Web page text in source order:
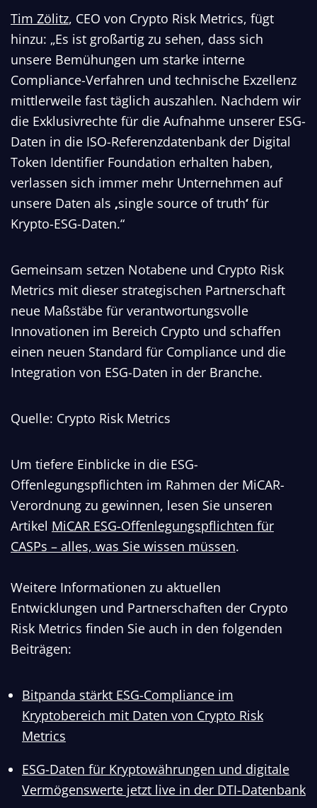
Tim Zölitz, CEO von Crypto Risk Metrics, fügt
hinzu: „Es ist großartig zu sehen, dass sich
unsere Bemühungen um starke interne
Compliance-Verfahren und technische Exzellenz
mittlerweile fast täglich auszahlen. Nachdem wir
die Exklusivrechte für die Aufnahme unserer ESG-
Daten in die ISO-Referenzdatenbank der Digital
Token Identifier Foundation erhalten haben,
verlassen sich immer mehr Unternehmen auf
unsere Daten als ‚single source of truth‘ für
Krypto-ESG-Daten.“
Gemeinsam setzen Notabene und Crypto Risk
Metrics mit dieser strategischen Partnerschaft
neue Maßstäbe für verantwortungsvolle
Innovationen im Bereich Crypto und schaffen
einen neuen Standard für Compliance und die
Integration von ESG-Daten in der Branche.
Quelle: Crypto Risk Metrics
Um tiefere Einblicke in die ESG-
Offenlegungspflichten im Rahmen der MiCAR-
Verordnung zu gewinnen, lesen Sie unseren
Artikel MiCAR ESG-Offenlegungspflichten für
CASPs – alles, was Sie wissen müssen.
Weitere Informationen zu aktuellen
Entwicklungen und Partnerschaften der Crypto
Risk Metrics finden Sie auch in den folgenden
Beiträgen:
Bitpanda stärkt ESG-Compliance im
Kryptobereich mit Daten von Crypto Risk
Metrics
ESG-Daten für Kryptowährungen und digitale
Vermögenswerte jetzt live in der DTI-Datenbank